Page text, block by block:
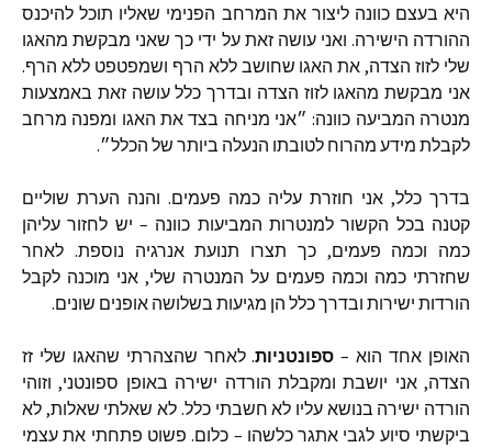
היא בעצם כוונה ליצור את המרחב הפנימי שאליו תוכל להיכנס
ההורדה הישירה. ואני עושה זאת על ידי כך שאני מבקשת מהאגו
שלי לזוז הצדה, את האגו שחושב ללא הרף ושמפטפט ללא הרף.
אני מבקשת מהאגו לזוז הצדה ובדרך כלל עושה זאת באמצעות
מנטרה המביעה כוונה: ״אני מניחה בצד את האגו ומפנה מרחב
לקבלת מידע מהרוח לטובתו הנעלה ביותר של הכלל״.
בדרך כלל, אני חוזרת עליה כמה פעמים. והנה הערת שוליים
קטנה בכל הקשור למנטרות המביעות כוונה – יש לחזור עליהן
כמה וכמה פעמים,כך תצרו תנועת אנרגיה נוספת. לאחר
שחזרתי כמה וכמה פעמים על המנטרה שלי, אני מוכנה לקבל
הורדות ישירות ובדרךכלל הן מגיעות בשלושה אופנים שונים.
האופן אחד הוא– ספונטניות.לאחר שהצהרתי שהאגו שלי זז
הצדה,אני יושבת ומקבלת הורדה ישירה באופן ספונטני, וזוהי
הורדה ישירה בנושא עליו לא חשבתי כלל. לא שאלתי שאלות, לא
ביקשתי סיוע לגבי אתגר כלשהו – כלום. פשוט פתחתי את עצמי